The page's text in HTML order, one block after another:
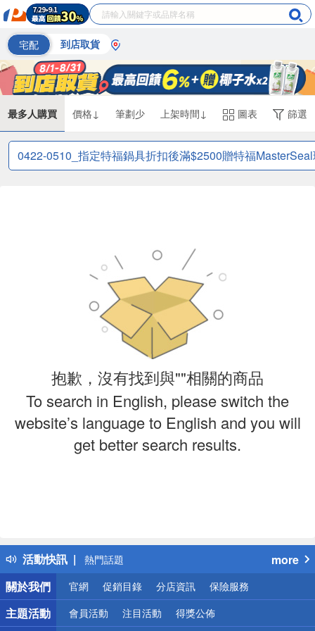
宅配 到店取貨
最多人購買 價格↓ 筆劃少 上架時間↓ 圖表 篩選
0422-0510_指定特福鍋具折扣後滿$2500贈特福
抱歉，沒有找到與""相關的商品
To search in English, please switch the
website’s language to English and you will
get better search results.
活動快訊
得獎公告
熱門話題
銀行優惠
偏遠地區配送
詐騙網頁！請小心！
more
關於我們
官網 促銷目錄 分店資訊 保險服務
主題活動 會員活動 注目活動 得獎公佈